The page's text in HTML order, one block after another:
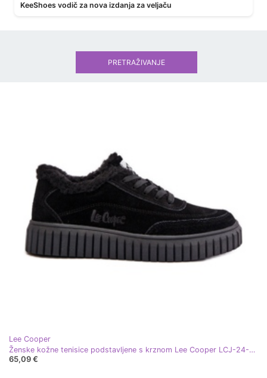
KeeShoes vodič za nova izdanja za veljaču
Lee Cooper
Ženske kožne tenisice podstavljene s krznom Lee Cooper LCJ-24-01-2973 crne crna
65,09 €
PRETRAŽIVANJE